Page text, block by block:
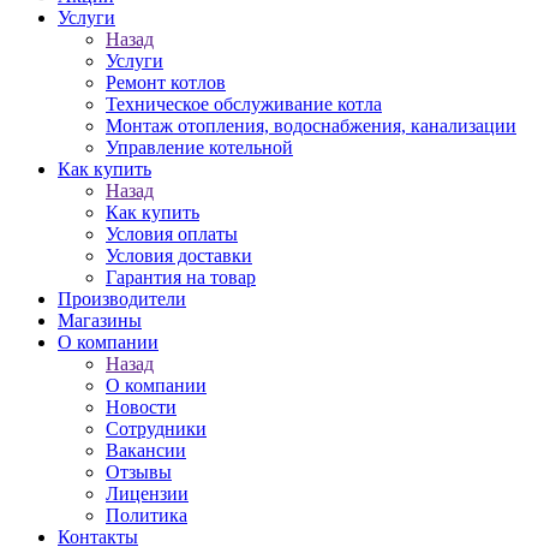
Услуги
Назад
Услуги
Ремонт котлов
Техническое обслуживание котла
Монтаж отопления, водоснабжения, канализации
Управление котельной
Как купить
Назад
Как купить
Условия оплаты
Условия доставки
Гарантия на товар
Производители
Магазины
О компании
Назад
О компании
Новости
Сотрудники
Вакансии
Отзывы
Лицензии
Политика
Контакты